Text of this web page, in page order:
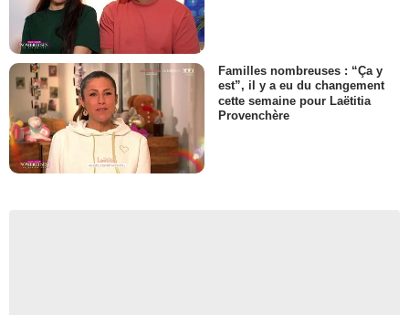
Familles nombreuses : “Ça y
est”, il y a eu du changement
cette semaine pour Laëtitia
Provenchère